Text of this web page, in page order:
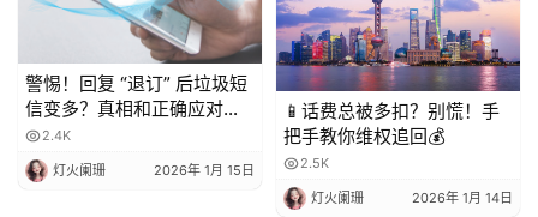
警惕！回复 “退订” 后垃圾短
信变多？真相和正确应对方
法都在这
2.4K
灯火阑珊 2026年 1月 15日
📱话费总被多扣？别慌！手
把手教你维权追回💰
2.5K
灯火阑珊 2026年 1月 14日